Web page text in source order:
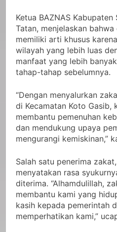
Ketua BAZNAS Kabupaten
Tatan, menjelaskan
memiliki arti khusus
wilayah yang lebih luas
manfaat yang lebih
tahap-tahap sebelumnya.
“Dengan menyalurkan
di Kecamatan Koto Gasib,
membantu pemenuhan
dan mendukung upaya
mengurangi kemiskinan,”
Salah satu penerima
menyatakan rasa
diterima. “Alhamdulillah,
membantu kami yang
kasih kepada pemerintah
memperhatikan kami,”